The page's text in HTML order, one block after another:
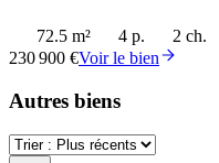
72.5 m² 4 p.
2 ch.
230 900 €Voir le bien
Autres biens